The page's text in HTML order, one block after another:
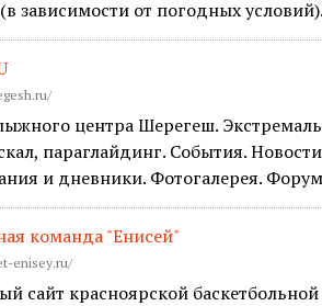
зависимости от погодных
центра Шерегеш.
параглайдинг. События.
и дневники. Фотогалерея.
команда "Енисей"
enisey.ru/
сайт красноярской